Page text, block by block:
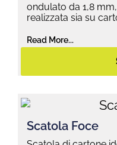
ondulato da 1,8
realizzata sia su
Read More...
Scatola Foce